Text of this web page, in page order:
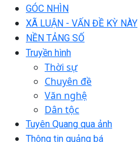
GÓC NHÌN
XÃ LUẬN - VẤN ĐỀ KỲ NÀY
NỀN TẢNG SỐ
Truyền hình
Thời sự
Chuyên đề
Văn nghệ
Dân tộc
Tuyên Quang qua ảnh
Thông tin quảng bá